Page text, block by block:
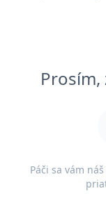
Páči sa vám